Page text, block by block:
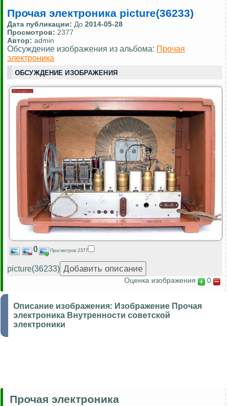
Прочая электроника picture(36233)
Дата публикации: До 2014-05-28
Просмотров: 2377
Автор: admin
Обсуждение изображения из альбома: Прочая
электроника
ОБСУЖДЕНИЕ ИЗОБРАЖЕНИЯ
0 Просмотров 2377
picture(36233)
Оценка изображения 0
Описание изображения: Изображение Прочая
электроника Внутренности советской
электроники
Прочая электроника